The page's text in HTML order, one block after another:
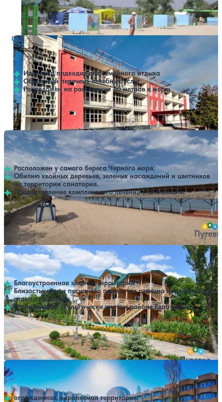
Расстояние до пляжа: 200 м
Санаторий МДМЦ «Чайка»
3.9214 отзывов
Заозерное
Идеально подходит для семейного отдыха
Обширный перечень лечебных услуг
Расположен на расстоянии 50 метров к морю
Профилей лечения: 6 Расстояние до пляжа: 100 метров.
Нет цен или свободных мест на выбранные даты
Выбрать другой вариант
Санаторий Меркурий
51 отзыв
Заозерное
Расположен у самого берега Черного моря.
Обилию хвойных деревьев, зеленых насаждений и цветников
на территории санатория.
Предоставление комплексного лечения отдыхающим.
Профилей лечения:2
Нет цен или свободных мест на выбранные даты
Выбрать другой вариант
Пансионат Прометей + ВВ (Прометей + V V)
4.449 отзывов
Заозерное
Благоустроенная зеленая территория
Близость моря и песчаного пляжа, что отлично подходит для
отдыха с детьми
Расположен в экологически чистом районе Евпатории
Профилей лечения:7
Открытый бассейн
Расстояние до пляжа: 50 метров.
Нет цен или свободных мест на выбранные даты
Выбрать другой вариант
Санаторий Морской
3.886 отзывов
Заозерное
огражденная, охраняемая территория;
Нет цен или свободных мест на выбранные даты
Выбрать другой вариант